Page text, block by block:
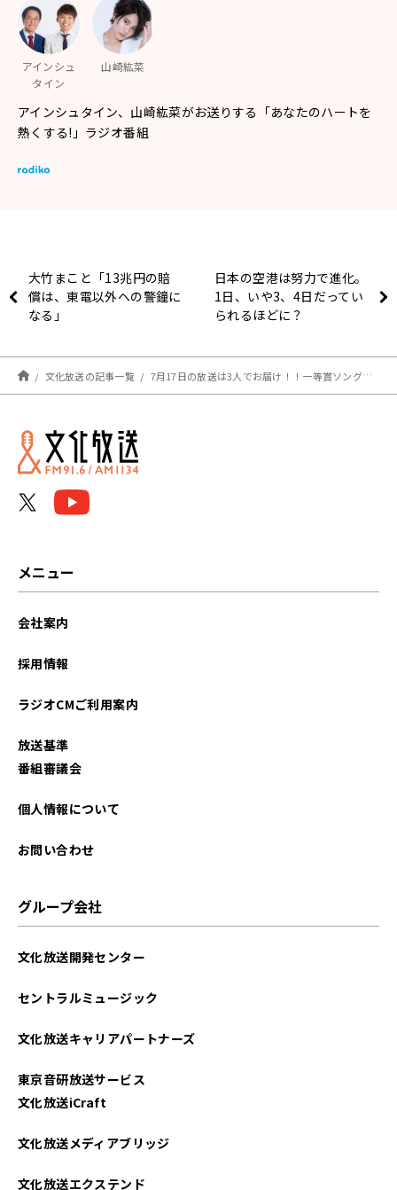
アインシュ
タイン
山崎紘菜
アインシュタイン、山崎紘菜がお送りする「あなたのハートを
熱くする!」ラジオ番組
大竹まこと「13兆円の賠
償は、東電以外への警鐘に
なる」
日本の空港は努力で進化。
1日、いや3、4日だってい
られるほどに？
文化放送の記事一覧 7月17日の放送は3人でお届け！！一等賞ソングにまさかのメールが！？『アインシュタイン・山崎紘菜 Heat&Heart!』
メニュー
会社案内
採用情報
ラジオCMご利用案内
放送基準
番組審議会
個人情報について
お問い合わせ
グループ会社
文化放送開発センター
セントラルミュージック
文化放送キャリアパートナーズ
東京音研放送サービス
文化放送iCraft
文化放送メディアブリッジ
文化放送エクステンド